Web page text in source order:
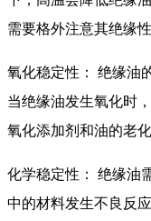
需要格外注意其绝缘性
氧化稳定性： 绝缘油
当绝缘油发生氧化时
氧化添加剂和油的老
化学稳定性： 绝缘油
中的材料发生不良反